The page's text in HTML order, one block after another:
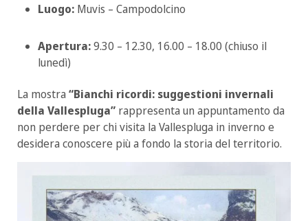
Luogo: Muvis – Campodolcino
Apertura:9.30 – 12.30, 16.00 – 18.00 (chiuso il
lunedì)
La mostra “Bianchi ricordi: suggestioni invernali
della Vallespluga” rappresenta un appuntamento da
non perdere per chi visita la Vallespluga in inverno e
desidera conoscere più a fondo la storia del territorio.